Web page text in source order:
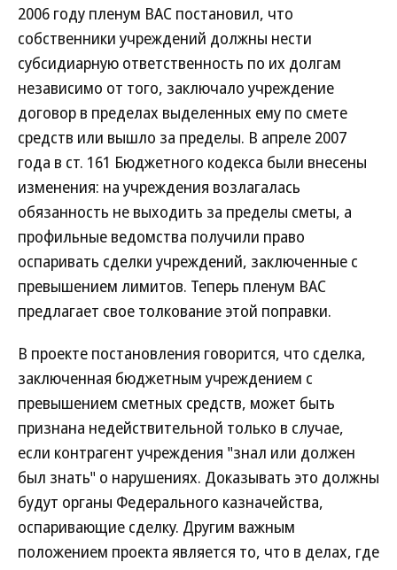
2006 году пленум ВАС постановил, что
собственники учреждений должны нести
субсидиарную ответственность по их долгам
независимо от того, заключало учреждение
договор в пределах выделенных ему по смете
средств или вышло за пределы. В апреле 2007
года в ст. 161 Бюджетного кодекса были внесены
изменения: на учреждения возлагалась
обязанность не выходить за пределы сметы, а
профильные ведомства получили право
оспаривать сделки учреждений, заключенные с
превышением лимитов. Теперь пленум ВАС
предлагает свое толкование этой поправки.
В проекте постановления говорится, что сделка,
заключенная бюджетным учреждением с
превышением сметных средств, может быть
признана недействительной только в случае,
если контрагент учреждения "знал или должен
был знать" о нарушениях. Доказывать это должны
будут органы Федерального казначейства,
оспаривающие сделку. Другим важным
положением проекта является то, что в делах, где